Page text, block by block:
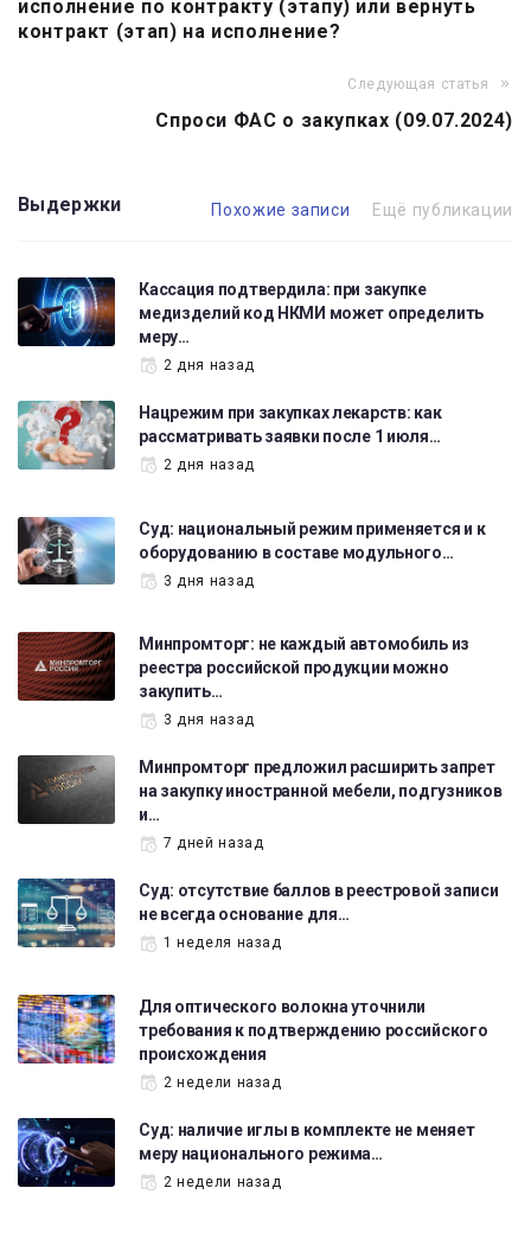
записям
исполнение по контракту (этапу) или вернуть
контракт (этап) на исполнение?
Следующая статья
Спроси ФАС о закупках (09.07.2024)
Выдержки Похожие записи Ещё публикации
Кассация подтвердила: при закупке
медизделий код НКМИ может определить
меру…
2 дня назад
Нацрежим при закупках лекарств: как
рассматривать заявки после 1 июля…
2 дня назад
Суд: национальный режим применяется и к
оборудованию в составе модульного…
3 дня назад
Минпромторг: не каждый автомобиль из
реестра российской продукции можно
закупить…
3 дня назад
Минпромторг предложил расширить запрет
на закупку иностранной мебели, подгузников
и…
7 дней назад
Суд: отсутствие баллов в реестровой записи
не всегда основание для…
1 неделя назад
Для оптического волокна уточнили
требования к подтверждению российского
происхождения
2 недели назад
Суд: наличие иглы в комплекте не меняет
меру национального режима…
2 недели назад